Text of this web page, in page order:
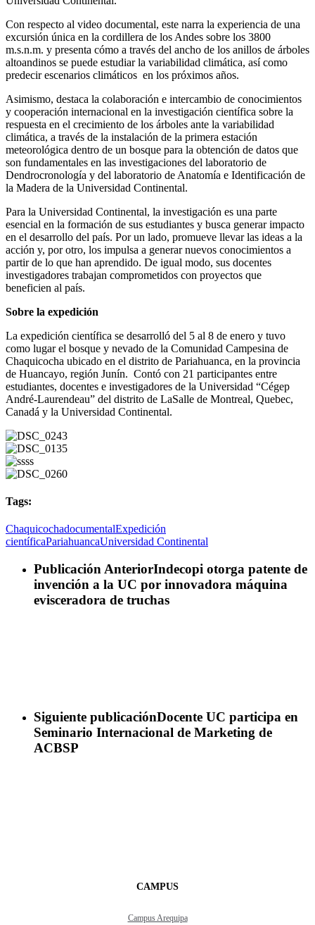
Con respecto al video documental, este narra la experiencia de una
excursión única en la cordillera de los Andes sobre los 3800
m.s.n.m. y presenta cómo a través del ancho de los anillos de árboles
altoandinos se puede estudiar la variabilidad climática, así como
predecir escenarios climáticos en los próximos años.
Asimismo, destaca la colaboración e intercambio de conocimientos
y cooperación internacional en la investigación científica sobre la
respuesta en el crecimiento de los árboles ante la variabilidad
climática, a través de la instalación de la primera estación
meteorológica dentro de un bosque para la obtención de datos que
son fundamentales en las investigaciones del laboratorio de
Dendrocronología y del laboratorio de Anatomía e Identificación de
la Madera de la Universidad Continental.
Para la Universidad Continental, la investigación es una parte
esencial en la formación de sus estudiantes y busca generar impacto
en el desarrollo del país. Por un lado, promueve llevar las ideas a la
acción y, por otro, los impulsa a generar nuevos conocimientos a
partir de lo que han aprendido. De igual modo, sus docentes
investigadores trabajan comprometidos con proyectos que
beneficien al país.
Sobre la expedición
La expedición científica se desarrolló del 5 al 8 de enero y tuvo
como lugar el bosque y nevado de la Comunidad Campesina de
Chaquicocha ubicado en el distrito de Pariahuanca, en la provincia
de Huancayo, región Junín. Contó con 21 participantes entre
estudiantes, docentes e investigadores de la Universidad “Cégep
André-Laurendeau” del distrito de LaSalle de Montreal, Quebec,
Canadá y la Universidad Continental.
Tags:
ChaquicochadocumentalExpedición
científicaPariahuancaUniversidad Continental
Publicación AnteriorIndecopi otorga patente de
invención a la UC por innovadora máquina
evisceradora de truchas
Siguiente publicaciónDocente UC participa en
Seminario Internacional de Marketing de
ACBSP
CAMPUS
Campus Arequipa